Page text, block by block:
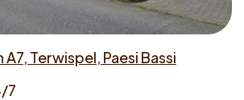
A7, Terwispel, Paesi Bassi
7